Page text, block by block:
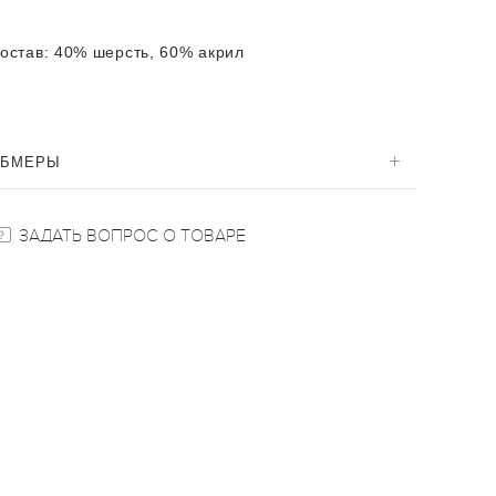
40% шерсть, 60% акрил
ЗАДАТЬ ВОПРОС О ТОВАРЕ